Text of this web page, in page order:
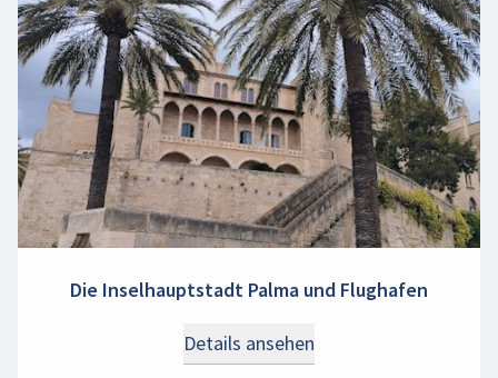
Die Inselhauptstadt Palma und Flughafen
Details ansehen